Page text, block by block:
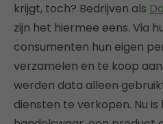
krijgt, toch? Bedrijven als
zijn het hiermee eens. Via
consumenten hun eigen
verzamelen en te koop
werden data alleen
diensten te verkopen. Nu